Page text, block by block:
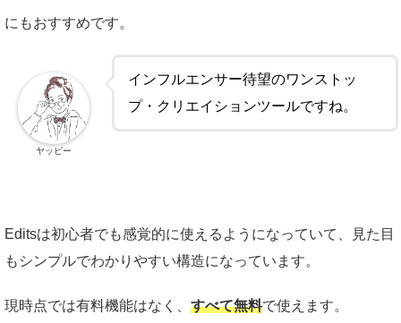
にもおすすめです。
インフルエンサー待望のワンストッ
プ・クリエイションツールですね。
ヤッピー
Editsは初心者でも感覚的に使えるようになっていて、見た目
もシンプルでわかりやすい構造になっています。
現時点では有料機能はなく、 すべて無料で使えます。